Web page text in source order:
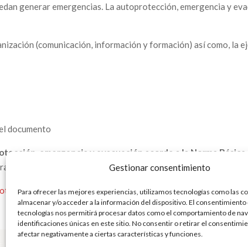
Gestionar consentimiento
Para ofrecer las mejores experiencias, utilizamos tecnologías como las
almacenar y/o acceder a la información del dispositivo. El consentimiento
tecnologías nos permitirá procesar datos como el comportamiento de
identificaciones únicas en este sitio. No consentir o retirar el
afectar negativamente a ciertas características y funciones.
generar emergencias. La autoprotección, emergencia y
(comunicación, información y formación) así como, la
documento
emergencia y evacuación acorde a la Norma
o que se pudieran presentar debido a la actividad
activa y pasiva|Advertencia, seguridad y emergencia